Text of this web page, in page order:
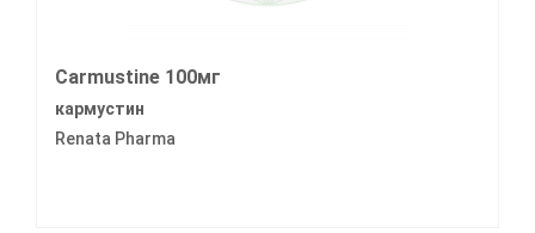
Carmustine 100мг
кармустин
Renata Pharma